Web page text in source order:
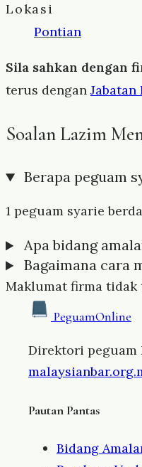
Lokasi
Pontian
Sila sahkan dengan
terus dengan
Soalan Lazim
Berapa peguam
1 peguam syarie
Apa bidang
Bagaimana cara
Maklumat firma tidak
PeguamOnline
Direktori peguam
Pautan Pantas
Bidang